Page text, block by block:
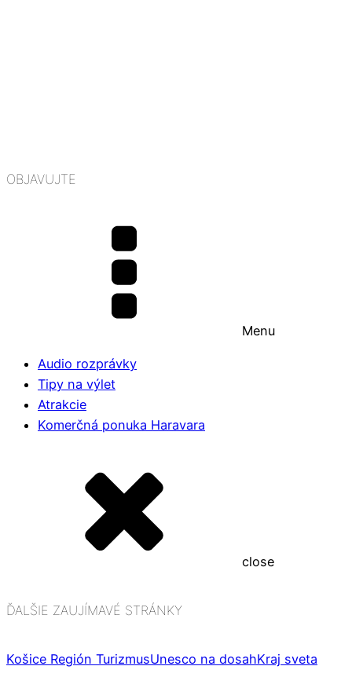
OBJAVUJTE
Menu
Audio rozprávky
Tipy na výlet
Atrakcie
Komerčná ponuka Haravara
close
ĎALŠIE ZAUJÍMAVÉ STRÁNKY
Košice Región TurizmusUnesco na dosahKraj sveta